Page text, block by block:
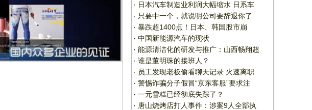
· 日本汽车制造业利润大幅缩水 日系车
· 只要中一个，就说明公司要辞退你了
· 暴跌超1400点！日本、韩国股市崩
· 中国新能源汽车的现状
· 能源清洁化的研发与推广：山西畅翔超
· 谁是董明珠的接班人？
· 员工发现老板偷看聊天记录 火速离职
· 警惕诈骗分子假冒“京东客服”要求注
· 一元雪糕已经彻底失踪了？
· 唐山烧烤店打人事件：涉案9人全部执